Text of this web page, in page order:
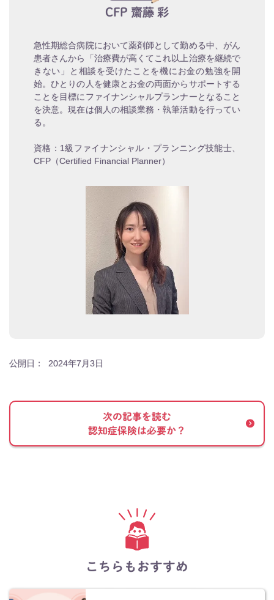
CFP 齋藤 彩
急性期総合病院において薬剤師として勤める中、がん
患者さんから「治療費が高くてこれ以上治療を継続で
きない」と相談を受けたことを機にお金の勉強を開
始。ひとりの人を健康とお金の両面からサポートする
ことを目標にファイナンシャルプランナーとなること
を決意。現在は個人の相談業務・執筆活動を行ってい
る。
資格：1級ファイナンシャル・プランニング技能士、
CFP（Certified Financial Planner）
公開日： 2024年7月3日
次の記事を読む
認知症保険は必要か？
こちらもおすすめ